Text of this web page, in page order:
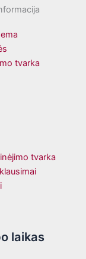
tvarka
tvarka
laikas